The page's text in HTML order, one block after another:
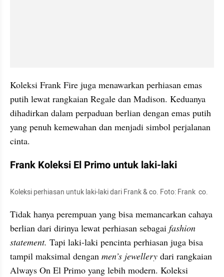
Koleksi Frank Fire juga menawarkan perhiasan emas
putih lewat rangkaian Regale dan Madison. Keduanya
dihadirkan dalam perpaduan berlian dengan emas putih
yang penuh kemewahan dan menjadi simbol perjalanan
cinta.
Frank Koleksi El Primo untuk laki-laki
Koleksi perhiasan untuk laki-laki dari Frank & co. Foto: Frank  co.
Tidak hanya perempuan yang bisa memancarkan cahaya
berlian dari dirinya lewat perhiasan sebagai fashion
statement. Tapi laki-laki pencinta perhiasan juga bisa
tampil maksimal dengan men’s jewellery dari rangkaian
Always On El Primo yang lebih modern. Koleksi